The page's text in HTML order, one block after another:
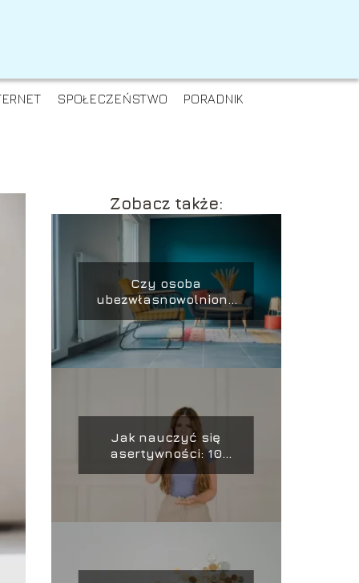
SPOŁECZEŃSTWO PORADNIK
Zobacz także:
Czy osoba
ubezwłasnowolniona
może mieszkać
samodzielnie?
Jak nauczyć się
asertywności: 10
kluczowych kroków